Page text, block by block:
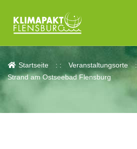
Strand am Ostseebad
Startseite
Veranstaltungsorte
Strand am Ostseebad Flensburg